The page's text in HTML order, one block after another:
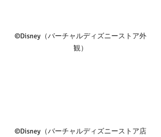
©Disney（バーチャルディズニーストア外
観）
©Disney（バーチャルディズニーストア店